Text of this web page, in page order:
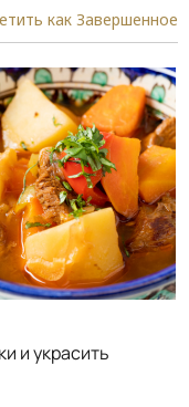
как Завершенное
и украсить